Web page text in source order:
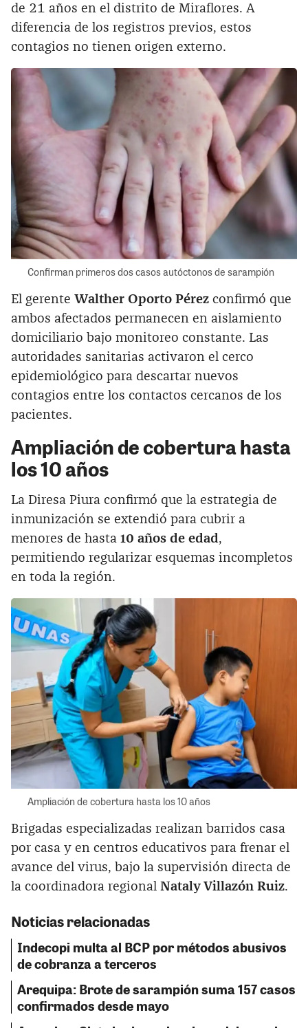
de 21 años en el distrito de Miraflores. A
diferencia de los registros previos, estos
contagios no tienen origen externo.
Confirman primeros dos casos autóctonos de sarampión
El gerente Walther Oporto Pérez confirmó que
ambos afectados permanecen en aislamiento
domiciliario bajo monitoreo constante. Las
autoridades sanitarias activaron el cerco
epidemiológico para descartar nuevos
contagios entre los contactos cercanos de los
pacientes.
Ampliación de cobertura hasta
los 10 años
La Diresa Piura confirmó que la estrategia de
inmunización se extendió para cubrir a
menores de hasta 10 años de edad,
permitiendo regularizar esquemas incompletos
en toda la región.
Ampliación de cobertura hasta los 10 años
Brigadas especializadas realizan barridos casa
por casa y en centros educativos para frenar el
avance del virus, bajo la supervisión directa de
la coordinadora regional Nataly Villazón Ruiz.
Noticias relacionadas
Indecopi multa al BCP por métodos abusivos
de cobranza a terceros
Arequipa: Brote de sarampión suma 157 casos
confirmados desde mayo